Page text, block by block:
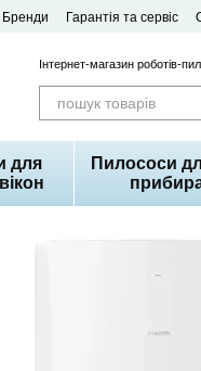
Бренди Гарантія та сервіс
Інтернет-магазин роботів-
для
Пилососи